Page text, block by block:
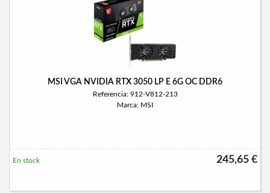
MSI VGA NVIDIA RTX 3050 LP E 6G OC DDR6
Referencia: 912-V812-213
Marca: MSI
245,65 €
En stock